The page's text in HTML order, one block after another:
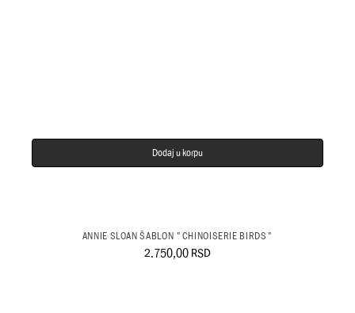
Dodaj u korpu
ANNIE SLOAN ŠABLON "CHINOISERIE BIRDS"
2.750,00RSD